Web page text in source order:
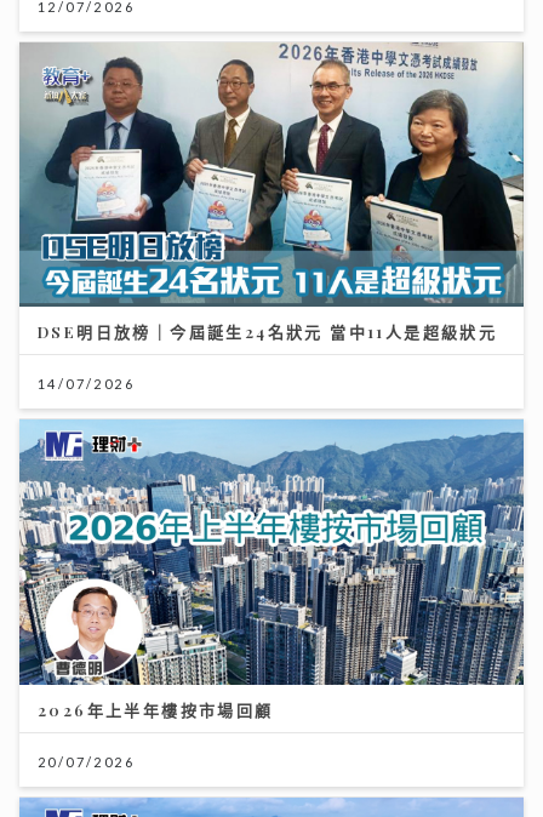
12/07/2026
DSE明日放榜｜今屆誕生24名狀元 當中11人是超級狀元
14/07/2026
2026年上半年樓按市場回顧
20/07/2026